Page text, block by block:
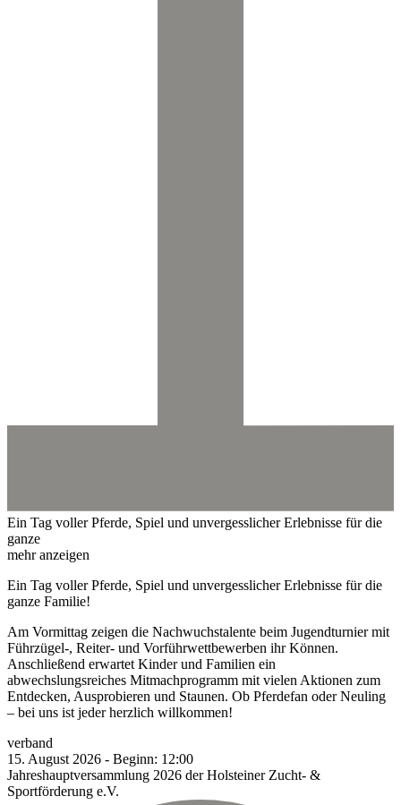
Ein Tag voller Pferde, Spiel und unvergesslicher Erlebnisse für die
ganze
mehr anzeigen
Ein Tag voller Pferde, Spiel und unvergesslicher Erlebnisse für die
ganze Familie!
Am Vormittag zeigen die Nachwuchstalente beim Jugendturnier mit
Führzügel-, Reiter- und Vorführwettbewerben ihr Können.
Anschließend erwartet Kinder und Familien ein
abwechslungsreiches Mitmachprogramm mit vielen Aktionen zum
Entdecken, Ausprobieren und Staunen. Ob Pferdefan oder Neuling
– bei uns ist jeder herzlich willkommen!
verband
15. August 2026 - Beginn: 12:00
Jahreshauptversammlung 2026 der Holsteiner Zucht- &
Sportförderung e.V.